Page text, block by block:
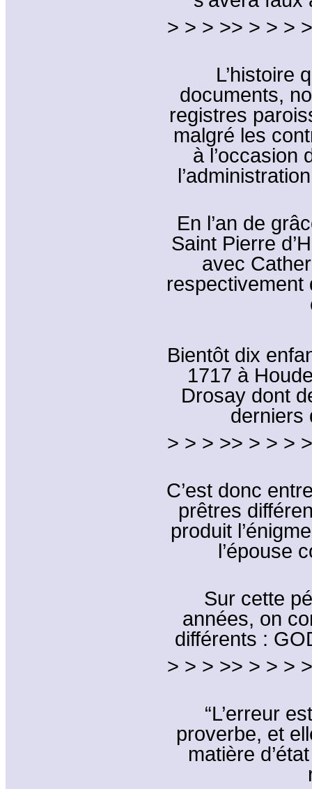
> > > >> > > >
L’histoire
documents,
registres
malgré les
à l’occasion
En l’an de
Saint Pierre
avec
respectivement
Bientôt dix
1717 à
Drosay dont
derniers
> > > >> > > >
C’est donc
prêtres
produit
l’épouse
Sur cette
années, on
différents :
> > > >> > > >
“L’erreur
proverbe, et
matière